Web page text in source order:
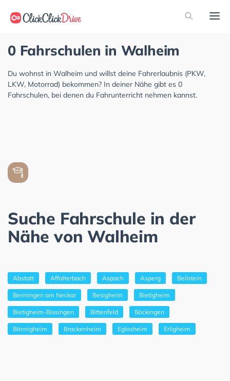
0 Fahrschulen in Walheim
Du wohnst in Walheim und willst deine Fahrerlaubnis (PKW,
LKW, Motorrad) bekommen? In deiner Nähe gibt es 0
Fahrschulen, bei denen du Fahrunterricht nehmen kannst.
Suche Fahrschule in der
Nähe von Walheim
Abstatt Affalterbach Aspach Asperg Beilstein
Benningen am Neckar Besigheim Bietigheim
Bietigheim-Bissingen Bittenfeld Böckingen
Bönnigheim Brackenheim Eglosheim Erligheim